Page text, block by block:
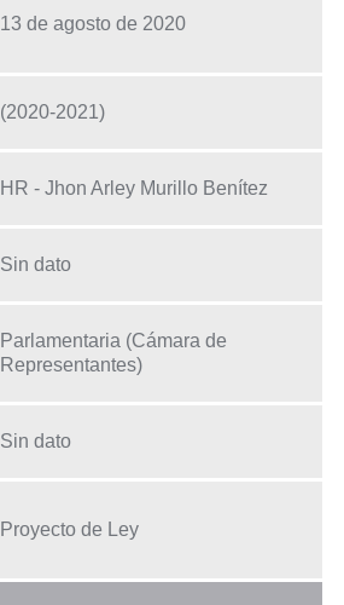
13 de agosto de 2020
(2020-2021)
HR - Jhon Arley Murillo Benítez
Sin dato
Parlamentaria (Cámara de
Representantes)
Sin dato
Proyecto de Ley